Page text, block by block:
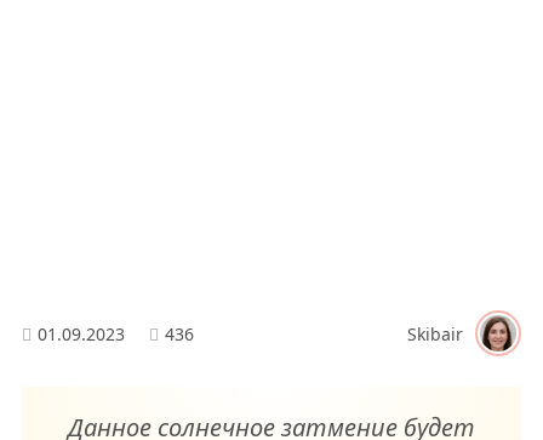
01.09.2023 436 Skibair
Данное солнечное затмение будет